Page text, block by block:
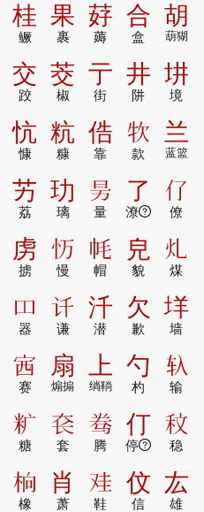
桂
鳜
果
裹
䒵
薅
合
盒
胡
葫猢
交
跤
茭
椒
亍
街
井
阱
㘫
境
忼
慷
粇
糠
俈
靠
𤘯
款
兰
蓝篮
艻
荔
玏
璃
𰅊
量
了
潦
𠆨
僚
虏
掳
𭜌
慢
𫷀
帽
皃
貌
𭳿
煤
𫩏
器
𰵋
谦
汘
潜
欠
歉
垟
墙
𡧳
赛
扇
煽搧
上
绱鞝
勺
杓
𰹰
输
𰪩
糖
𰋛
套
𱅑
腾
仃
停
𮂹
稳
𬂭
橡
肖
萧
𰆻
鞋
伩
信
厷
雄